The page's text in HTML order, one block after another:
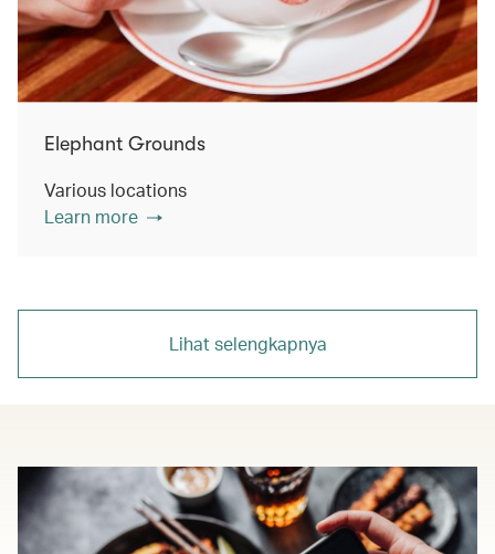
Elephant Grounds
Various locations
Learn more
Lihat selengkapnya